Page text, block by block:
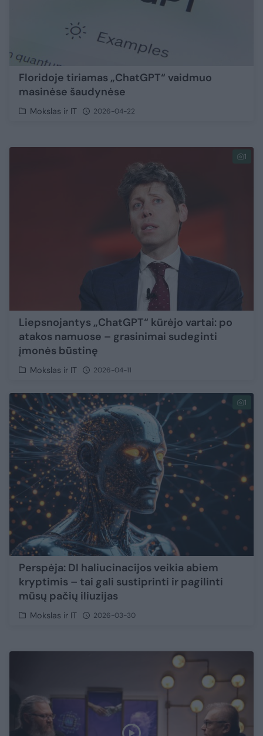
Floridoje tiriamas „ChatGPT“ vaidmuo
masinėse šaudynėse
Mokslas ir IT 2026-04-22
1
Liepsnojantys „ChatGPT“ kūrėjo vartai: po
atakos namuose – grasinimai sudeginti
įmonės būstinę
Mokslas ir IT 2026-04-11
1
Perspėja: DI haliucinacijos veikia abiem
kryptimis – tai gali sustiprinti ir pagilinti
mūsų pačių iliuzijas
Mokslas ir IT 2026-03-30